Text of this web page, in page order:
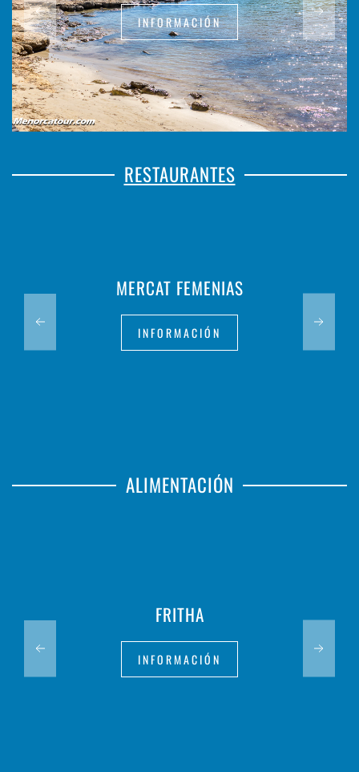
INFORMACIÓN
RESTAURANTES
MERCAT FEMENIAS
INFORMACIÓN
ALIMENTACIÓN
FRITHA
INFORMACIÓN